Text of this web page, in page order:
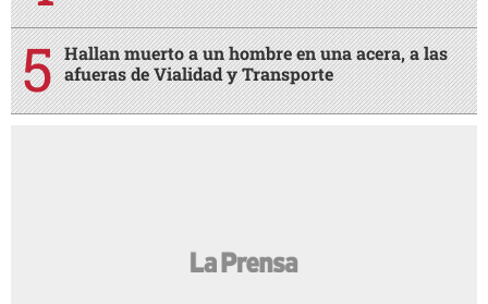
Hallan muerto a un hombre en una acera, a las
afueras de Vialidad y Transporte